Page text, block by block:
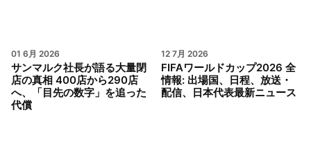
01 6月 2026
サンマルク社長が語る大量閉
店の真相 400店から290店
へ、「目先の数字」を追った
代償
12 7月 2026
FIFAワールドカップ2026 全
情報: 出場国、日程、放送・
配信、日本代表最新ニュース